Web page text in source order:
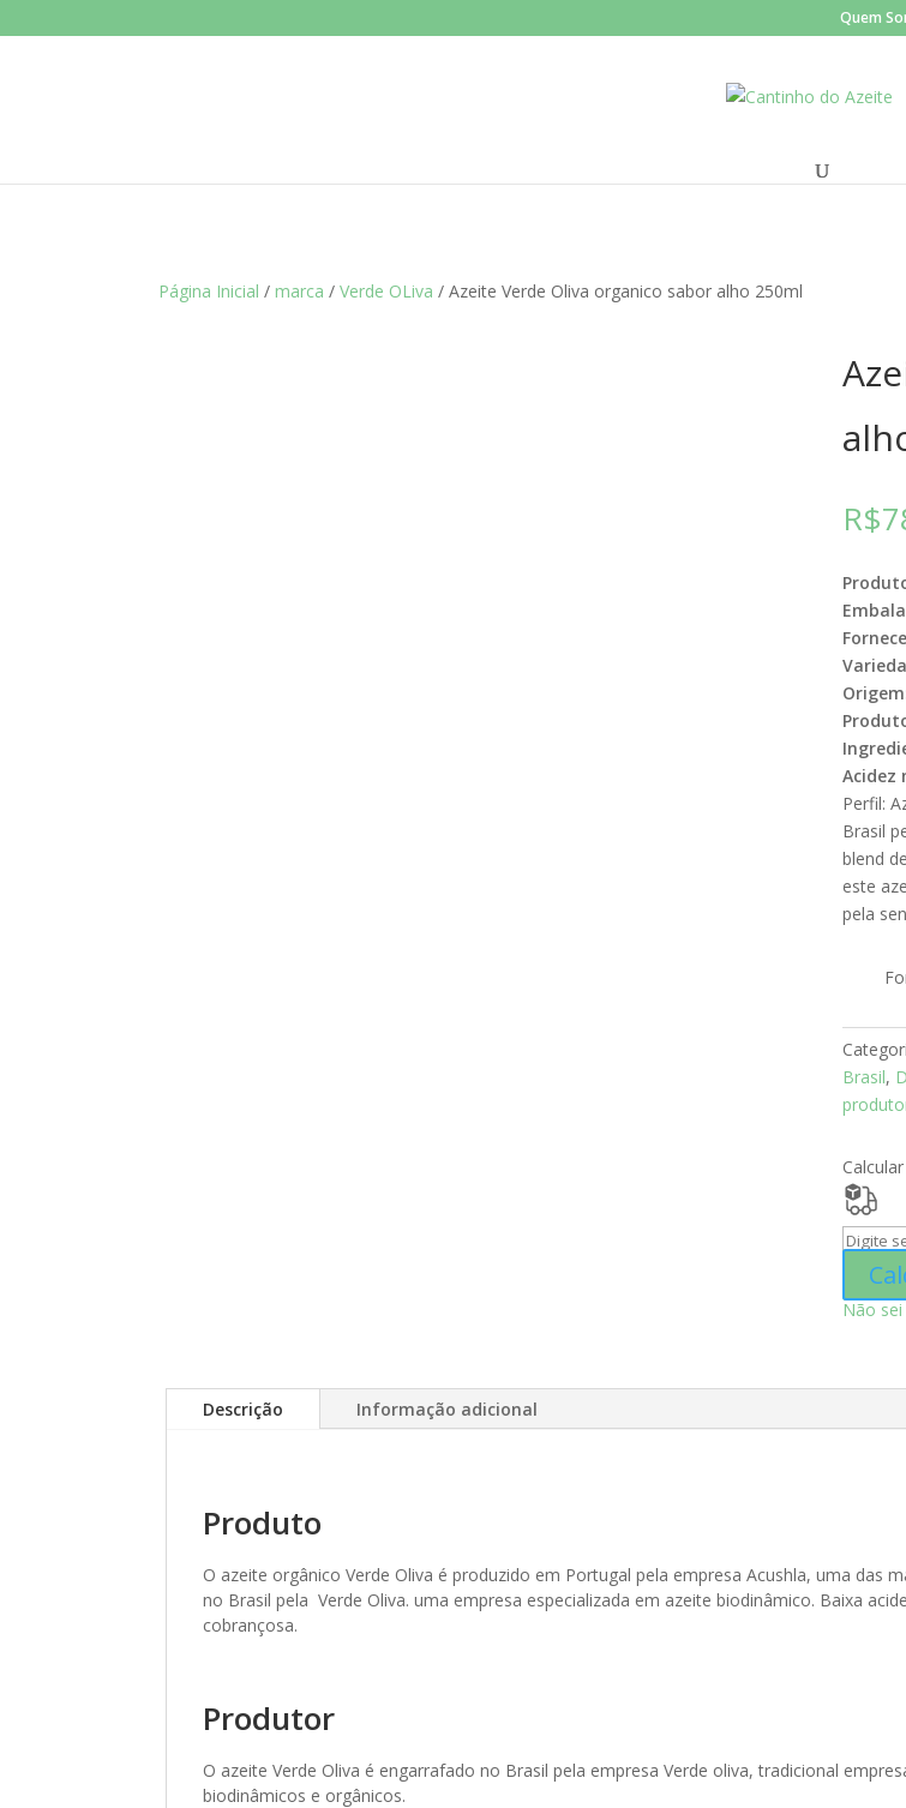
Quem
Página Inicial / marca / Verde OLiva / Azeite Verde Oliva organico sabor alho 250ml
R$
Acidez
Perfil:
Brasil
blend
este
pela
Brasil,
Não sei
Descrição Informação adicional
Produto
O azeite orgânico Verde Oliva é produzido em Portugal pela empresa Acushla, uma das
no Brasil pela Verde Oliva. uma empresa especializada em azeite biodinâmico. Baixa
cobrançosa.
Produtor
O azeite Verde Oliva é engarrafado no Brasil pela empresa Verde oliva, tradicional
biodinâmicos e orgânicos.